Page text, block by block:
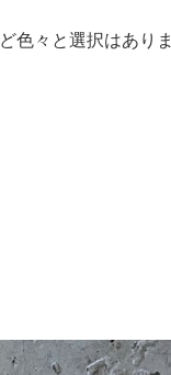
色々と選択はありま